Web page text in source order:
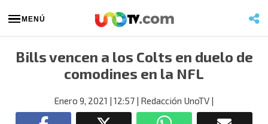
MENÚ
Bills vencen a los Colts en duelo de
comodines en la NFL
Enero 9, 2021 | 12:57 | Redacción UnoTV |